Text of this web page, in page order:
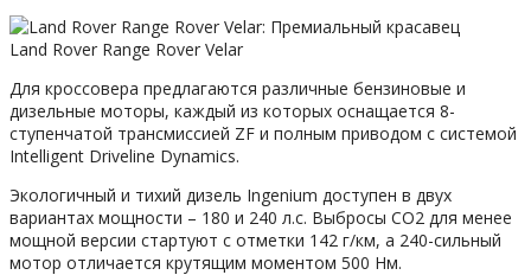
Land Rover Range Rover Velar
Для кроссовера предлагаются различные бензиновые и
дизельные моторы, каждый из которых оснащается 8-
ступенчатой трансмиссией ZF и полным приводом с системой
Intelligent Driveline Dynamics.
Экологичный и тихий дизель Ingenium доступен в двух
вариантах мощности – 180 и 240 л.с. Выбросы CO2 для менее
мощной версии стартуют с отметки 142 г/км, а 240-сильный
мотор отличается крутящим моментом 500 Нм.